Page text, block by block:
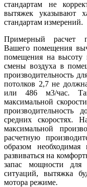
стандартам не
вытяжек указывают
стандартам измерений.
Примерный расчет
Вашего помещения
помещения на высоту
смены воздуха в
производительность
потолков 2,7 не
или 486 м3/час.
максимальной
производительность
средних скоростях.
максимальной
расчетную
образом необходимая
развиваться на
запас мощности для
ситуаций, вытяжка
мотора режиме.